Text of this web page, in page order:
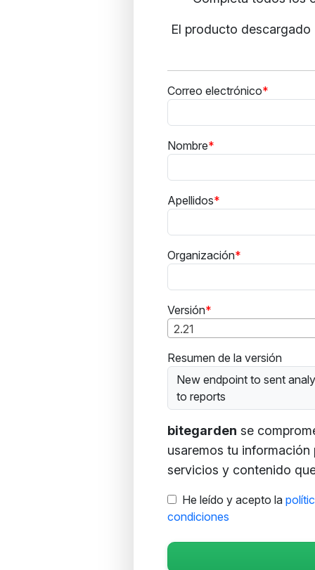
El producto
Correo electrónico
Nombre
Apellidos
Organización
Versión
2.21
Resumen de la versión
New endpoint to sent
to reports
bitegarden se
usaremos tu
servicios y contenido
He leído y acepto la
condiciones